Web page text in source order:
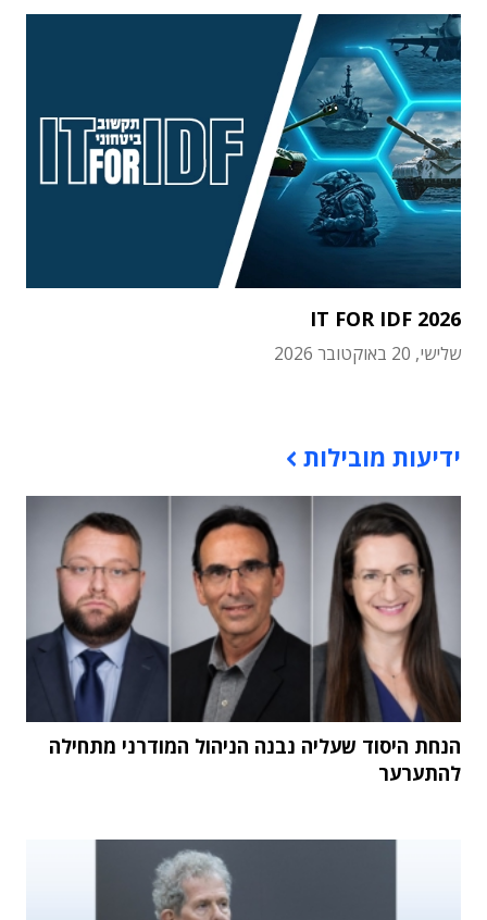
IT FOR IDF 2026
שלישי, 20 באוקטובר 2026
ידיעות מובילות
הנחת היסוד שעליה נבנה הניהול המודרני מתחילה
להתערער